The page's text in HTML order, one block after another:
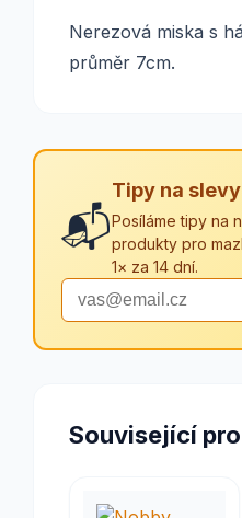
Nerezová miska s
průměr 7cm.
📬
Tipy na
Posíláme tipy na
produkty pro
1× za 14 dní.
Související